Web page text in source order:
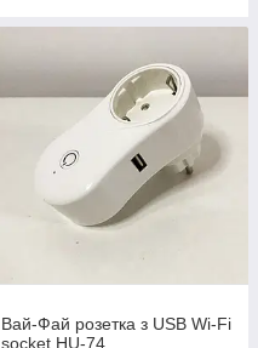
Вай-Фай розетка з USB Wi-Fi
socket HU-74